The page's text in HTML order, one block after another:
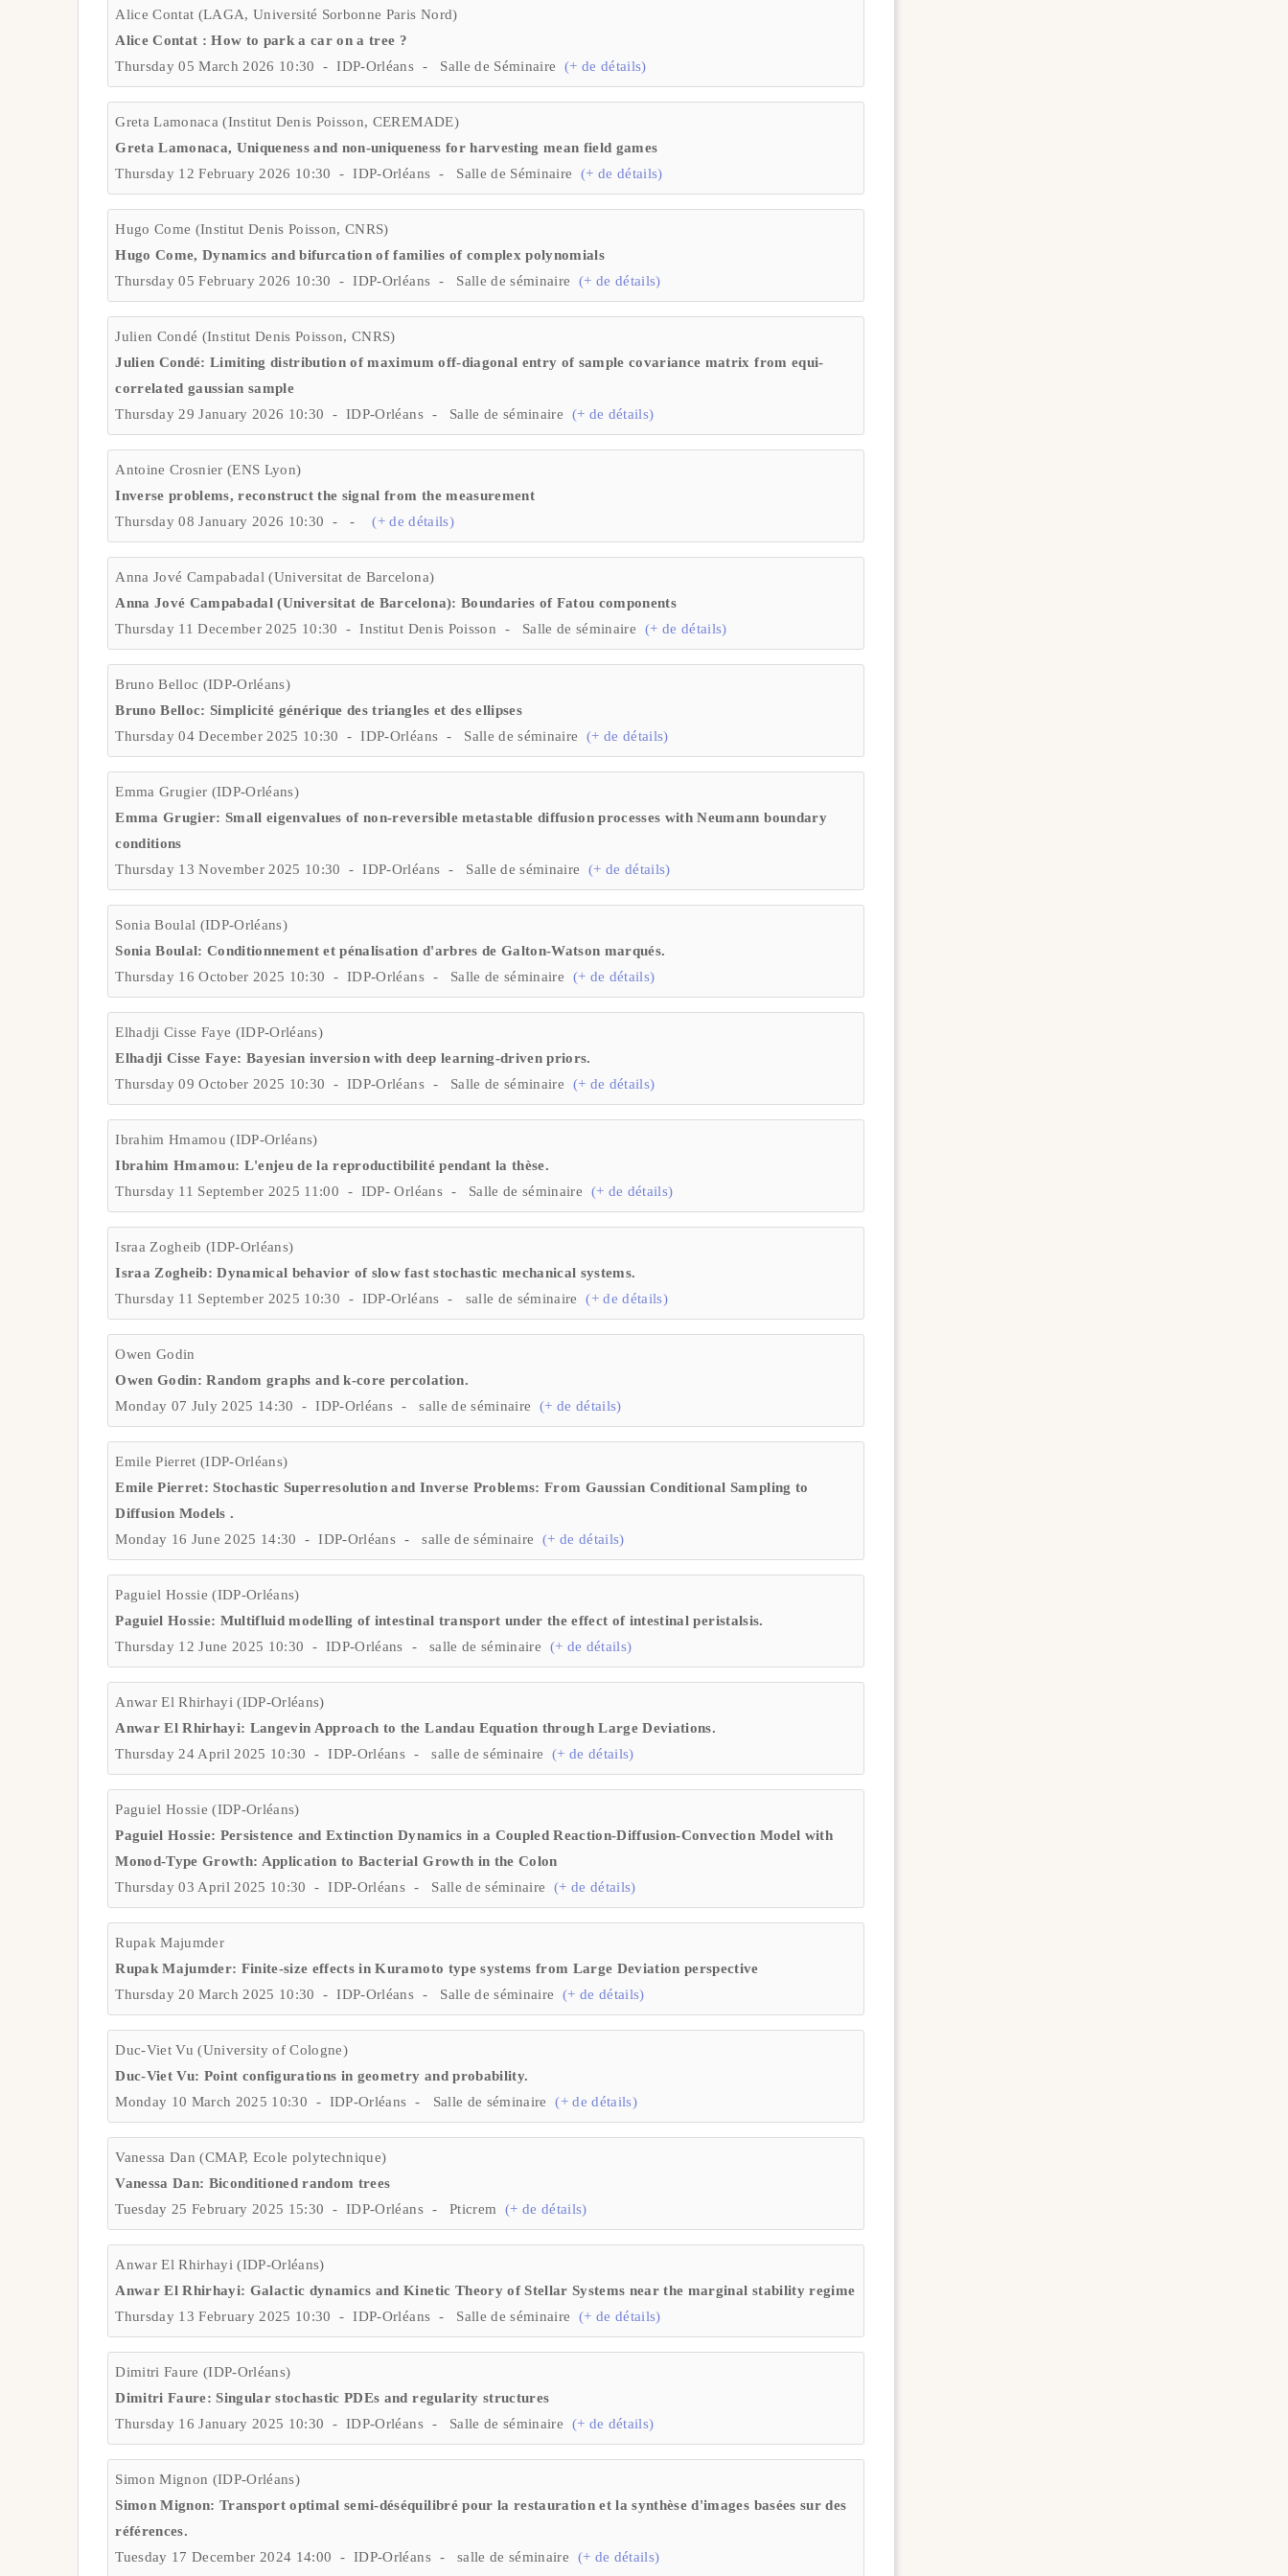
Alice Contat (LAGA, Université Sorbonne Paris Nord)
Alice Contat : How to park a car on a tree ?
Thursday 05 March 2026 10:30 - IDP-Orléans - Salle de Séminaire(+ de détails)
Greta Lamonaca (Institut Denis Poisson, CEREMADE)
Greta Lamonaca, Uniqueness and non-uniqueness for harvesting mean field games
Thursday 12 February 2026 10:30 - IDP-Orléans - Salle de Séminaire(+ de détails)
Hugo Come (Institut Denis Poisson, CNRS)
Hugo Come, Dynamics and bifurcation of families of complex polynomials
Thursday 05 February 2026 10:30 - IDP-Orléans - Salle de séminaire(+ de détails)
Julien Condé (Institut Denis Poisson, CNRS)
Julien Condé: Limiting distribution of maximum off-diagonal entry of sample covariance matrix from equi-
correlated gaussian sample
Thursday 29 January 2026 10:30 - IDP-Orléans - Salle de séminaire (+ de détails)
Antoine Crosnier (ENS Lyon)
Inverse problems, reconstruct the signal from the measurement
Thursday 08 January 2026 10:30 - -(+ de détails)
Anna Jové Campabadal (Universitat de Barcelona)
Anna Jové Campabadal (Universitat de Barcelona): Boundaries of Fatou components
Thursday 11 December 2025 10:30 - Institut Denis Poisson - Salle de séminaire (+ de détails)
Bruno Belloc (IDP-Orléans)
Bruno Belloc: Simplicité générique des triangles et des ellipses
Thursday 04 December 2025 10:30 - IDP-Orléans - Salle de séminaire(+ de détails)
Emma Grugier (IDP-Orléans)
Emma Grugier: Small eigenvalues of non-reversible metastable diffusion processes with Neumann boundary
conditions
Thursday 13 November 2025 10:30 - IDP-Orléans - Salle de séminaire(+ de détails)
Sonia Boulal (IDP-Orléans)
Sonia Boulal: Conditionnement et pénalisation d'arbres de Galton-Watson marqués.
Thursday 16 October 2025 10:30 - IDP-Orléans - Salle de séminaire (+ de détails)
Elhadji Cisse Faye (IDP-Orléans)
Elhadji Cisse Faye: Bayesian inversion with deep learning-driven priors.
Thursday 09 October 2025 10:30 - IDP-Orléans - Salle de séminaire (+ de détails)
Ibrahim Hmamou (IDP-Orléans)
Ibrahim Hmamou: L'enjeu de la reproductibilité pendant la thèse.
Thursday 11 September 2025 11:00 - IDP- Orléans - Salle de séminaire (+ de détails)
Israa Zogheib (IDP-Orléans)
Israa Zogheib: Dynamical behavior of slow fast stochastic mechanical systems.
Thursday 11 September 2025 10:30 - IDP-Orléans - salle de séminaire(+ de détails)
Owen Godin
Owen Godin: Random graphs and k-core percolation.
Monday 07 July 2025 14:30 - IDP-Orléans - salle de séminaire (+ de détails)
Emile Pierret (IDP-Orléans)
Emile Pierret: Stochastic Superresolution and Inverse Problems: From Gaussian Conditional Sampling to
Diffusion Models .
Monday 16 June 2025 14:30 - IDP-Orléans - salle de séminaire (+ de détails)
Paguiel Hossie (IDP-Orléans)
Paguiel Hossie: Multifluid modelling of intestinal transport under the effect of intestinal peristalsis.
Thursday 12 June 2025 10:30 - IDP-Orléans - salle de séminaire (+ de détails)
Anwar El Rhirhayi (IDP-Orléans)
Anwar El Rhirhayi: Langevin Approach to the Landau Equation through Large Deviations.
Thursday 24 April 2025 10:30 - IDP-Orléans - salle de séminaire(+ de détails)
Paguiel Hossie (IDP-Orléans)
Paguiel Hossie: Persistence and Extinction Dynamics in a Coupled Reaction-Diffusion-Convection Model with
Monod-Type Growth: Application to Bacterial Growth in the Colon
Thursday 03 April 2025 10:30 - IDP-Orléans - Salle de séminaire(+ de détails)
Rupak Majumder
Rupak Majumder: Finite-size effects in Kuramoto type systems from Large Deviation perspective
Thursday 20 March 2025 10:30 - IDP-Orléans - Salle de séminaire(+ de détails)
Duc-Viet Vu (University of Cologne)
Duc-Viet Vu: Point configurations in geometry and probability.
Monday 10 March 2025 10:30 - IDP-Orléans - Salle de séminaire(+ de détails)
Vanessa Dan (CMAP, Ecole polytechnique)
Vanessa Dan: Biconditioned random trees
Tuesday 25 February 2025 15:30 - IDP-Orléans - Pticrem (+ de détails)
Anwar El Rhirhayi (IDP-Orléans)
Anwar El Rhirhayi: Galactic dynamics and Kinetic Theory of Stellar Systems near the marginal stability regime
Thursday 13 February 2025 10:30 - IDP-Orléans - Salle de séminaire(+ de détails)
Dimitri Faure (IDP-Orléans)
Dimitri Faure: Singular stochastic PDEs and regularity structures
Thursday 16 January 2025 10:30 - IDP-Orléans - Salle de séminaire (+ de détails)
Simon Mignon (IDP-Orléans)
Simon Mignon: Transport optimal semi-déséquilibré pour la restauration et la synthèse d'images basées sur des
références.
Tuesday 17 December 2024 14:00 - IDP-Orléans - salle de séminaire (+ de détails)